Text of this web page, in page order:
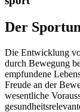
Der
Die Entwicklung
durch Bewegung
empfundene
Freude an der
wesentliche